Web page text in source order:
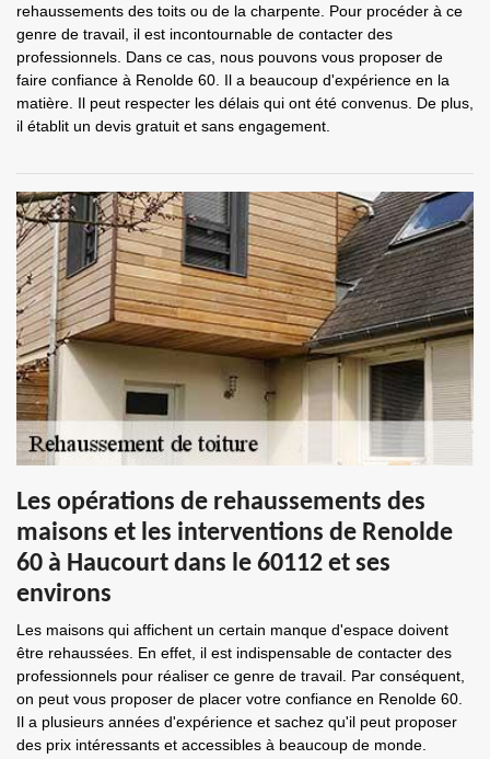
rehaussements des toits ou de la charpente. Pour procéder à ce
genre de travail, il est incontournable de contacter des
professionnels. Dans ce cas, nous pouvons vous proposer de
faire confiance à Renolde 60. Il a beaucoup d'expérience en la
matière. Il peut respecter les délais qui ont été convenus. De plus,
il établit un devis gratuit et sans engagement.
Les opérations de rehaussements des
maisons et les interventions de Renolde
60 à Haucourt dans le 60112 et ses
environs
Les maisons qui affichent un certain manque d'espace doivent
être rehaussées. En effet, il est indispensable de contacter des
professionnels pour réaliser ce genre de travail. Par conséquent,
on peut vous proposer de placer votre confiance en Renolde 60.
Il a plusieurs années d'expérience et sachez qu'il peut proposer
des prix intéressants et accessibles à beaucoup de monde.